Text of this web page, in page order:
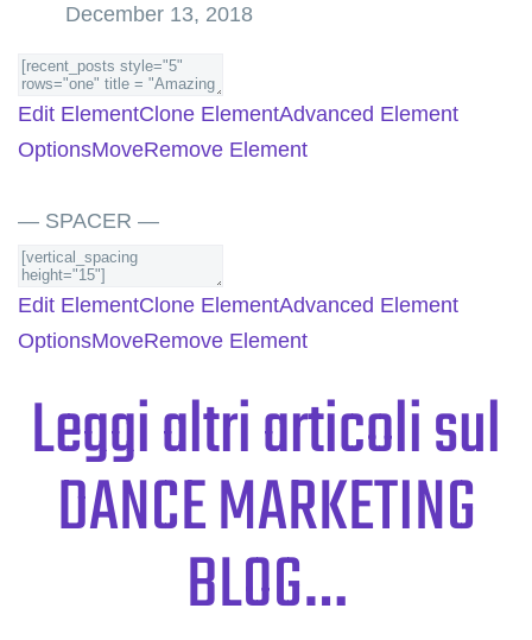
December 13, 2018
Edit ElementClone ElementAdvanced Element
OptionsMoveRemove Element
— SPACER —
Edit ElementClone ElementAdvanced Element
OptionsMoveRemove Element
Leggi altri articoli sul
DANCE MARKETING
BLOG…